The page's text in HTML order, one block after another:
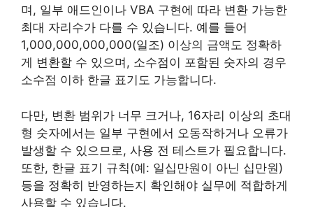
며, 일부 애드인이나 VBA 구현에 따라 변환 가능한
최대 자리수가 다를 수 있습니다. 예를 들어
1,000,000,000,000(일조) 이상의 금액도 정확하
게 변환할 수 있으며, 소수점이 포함된 숫자의 경우
소수점 이하 한글 표기도 가능합니다.
다만, 변환 범위가 너무 크거나, 16자리 이상의 초대
형 숫자에서는 일부 구현에서 오동작하거나 오류가
발생할 수 있으므로, 사용 전 테스트가 필요합니다.
또한, 한글 표기 규칙(예: 일십만원이 아닌 십만원)
등을 정확히 반영하는지 확인해야 실무에 적합하게
사용할 수 있습니다.